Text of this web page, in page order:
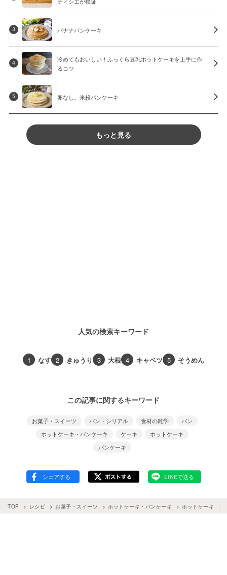
3 バナナパンケーキ
4
冷めてもおいしい！ふっくら豆乳ホットケーキを上手に作
るコツ
5 卵なし。米粉パンケーキ
もっと見る
人気の検索キーワード
1 なす 2 きゅうり 3 大根 4 キャベツ 5 そうめん
この記事に関するキーワード
お菓子・スイーツ パン・シリアル 食材の雑学
パン
ホットケーキ・パンケーキ
ケーキ
ホットケーキ
パンケーキ
TOP レシピ お菓子・スイーツ ホットケーキ・パンケーキ ホットケーキ